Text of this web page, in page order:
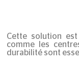
Cette solution
comme les
durabilité sont